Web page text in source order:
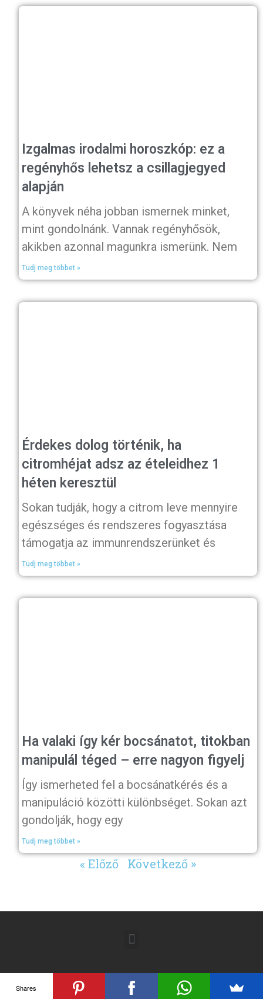
Izgalmas irodalmi horoszkóp: ez a
regényhős lehetsz a csillagjegyed
alapján
A könyvek néha jobban ismernek minket,
mint gondolnánk. Vannak regényhősök,
akikben azonnal magunkra ismerünk. Nem
Tudj meg többet »
Érdekes dolog történik, ha
citromhéjat adsz az ételeidhez 1
héten keresztül
Sokan tudják, hogy a citrom leve mennyire
egészséges és rendszeres fogyasztása
támogatja az immunrendszerünket és
Tudj meg többet »
Ha valaki így kér bocsánatot, titokban
manipulál téged – erre nagyon figyelj
Így ismerheted fel a bocsánatkérés és a
manipuláció közötti különbséget. Sokan azt
gondolják, hogy egy
Tudj meg többet »
« Előző Következő »
Shares